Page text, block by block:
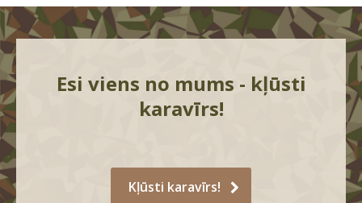
Esi viens no mums - kļūsti
karavīrs!
Kļūsti karavīrs!